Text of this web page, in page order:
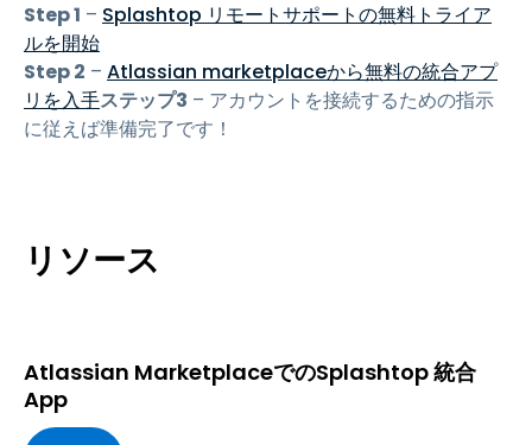
Step 1 – Splashtop リモートサポートの無料トライア
ルを開始
Step 2 – Atlassian marketplaceから無料の統合アプ
リを入手ステップ3 – アカウントを接続するための指示
に従えば準備完了です！
リソース
Atlassian MarketplaceでのSplashtop 統合
App